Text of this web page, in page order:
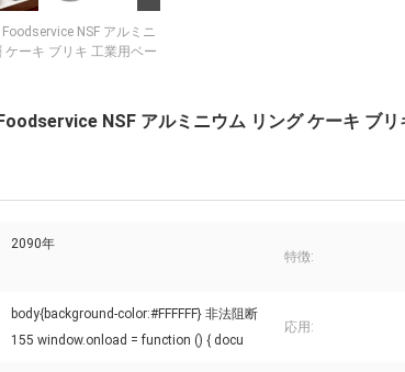
NSF アルミニ
ーキ ブリキ 工業用ベー
NSF アルミニウム リング ケーキ ブ
2090年
特徴:
body{background-color:#FFFFFF} 非法阻断
155 window.onload = function () { docu
応用: